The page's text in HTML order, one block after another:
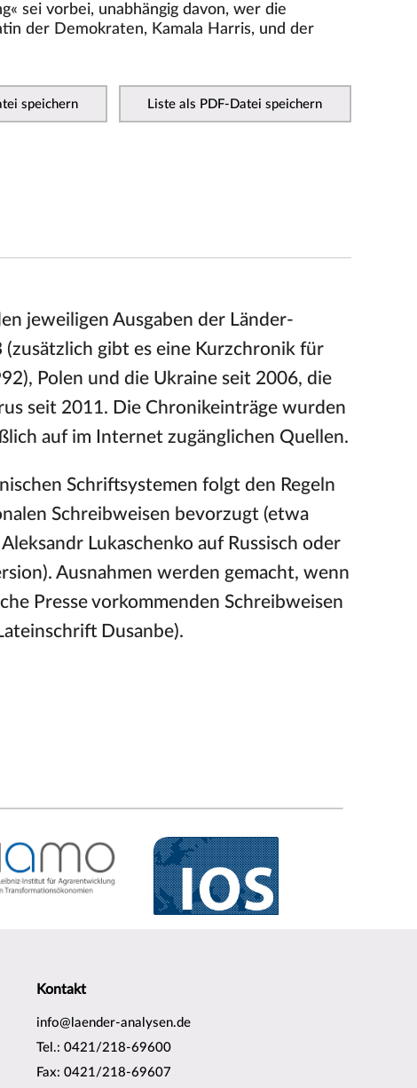
sei vorbei, unabhängig davon, wer die
der Demokraten, Kamala Harris, und der
speichern Liste als PDF-Datei speichern
jeweiligen Ausgaben der Länder-
(zusätzlich gibt es eine Kurzchronik für
Polen und die Ukraine seit 2006, die
seit 2011. Die Chronikeinträge wurden
auf im Internet zugänglichen Quellen.
Schriftsystemen folgt den Regeln
Schreibweisen bevorzugt (etwa
Lukaschenko auf Russisch oder
Ausnahmen werden gemacht, wenn
Presse vorkommenden Schreibweisen
Dusanbe).
Kontakt
info@laender-analysen.de
Tel.: 0421/218-69600
Fax: 0421/218-69607